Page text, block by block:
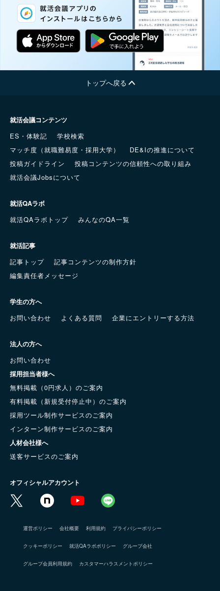
トップへ戻る
就活会議コンテンツ
ES・体験記
学校検索
マッチ度（就職難易度・採用大学）
DE&Iの推進について
投稿ガイドライン
投稿コンテンツの信頼性への取り組み
就活会議Jobsについて
就活QAラボ
就活QAラボトップ
みんなのQA一覧
就活記事
記事トップ
記事コンテンツの制作方針
編集責任者メッセージ
学生の方へ
お問い合わせ
よくある質問 企業にエントリーする方法
法人の方へ
お問い合わせ
採用担当者様へ
無料掲載（0円求人）のご案内
有料掲載（新規受付停止中）のご案内
採用ツール制作サービスのご案内
インターン制作サービスのご案内
人材会社様へ
送客サービスのご案内
オフィシャルアカウント
運営ポリシー 会社概要 利用規約 プライバシーポリシー
クッキーポリシー 就活QAラボポリシー グループ会社
グループ会員利用規約 カスタマーハラスメントポリシー